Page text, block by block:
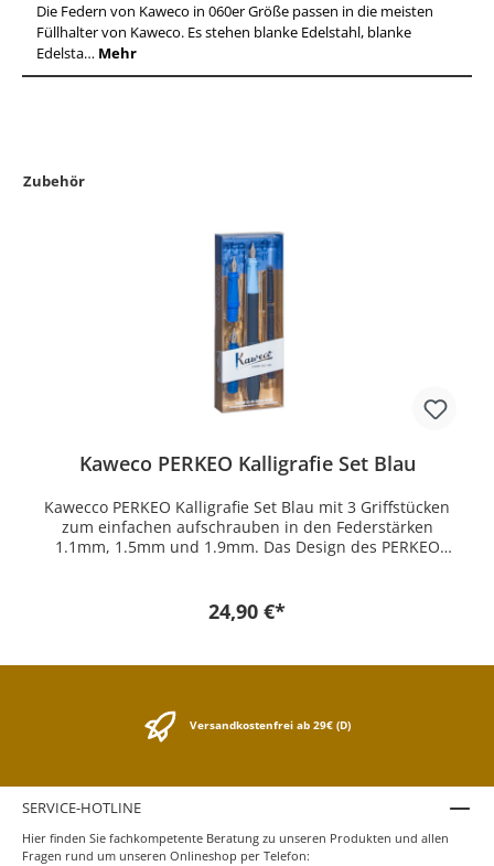
Die Federn von Kaweco in 060er Größe passen in die meisten
Füllhalter von Kaweco. Es stehen blanke Edelstahl, blanke
Edelsta… Mehr
Zubehör
Kaweco PERKEO Kalligrafie Set Blau
Kawecco PERKEO Kalligrafie Set Blau mit 3 Griffstücken
zum einfachen aufschrauben in den Federstärken
1.1mm, 1.5mm und 1.9mm. Das Design des PERKEO
perfekt miteinander. Besonders durchdacht ist das
farbliche Konzept, dass es ermöglicht die
unterscheiden. Durch die ergonomisch geformten
ermüdungsfreies Schreiben. Der Füllhalter funktioniert
mit Kaweco Tintenpatronen die unter Kaweco Tinte zu
Konverter benutzt werden. Als Etui eignet sich zum
Beispiel die Kaweco Blechdose Nostalgie
Schwarz. Der Kaweco PERKEO Füllhalter lässt sich in der
24,90 €*
Versandkostenfrei ab 29€ (D)
SERVICE-HOTLINE
Hier finden Sie fachkompetente Beratung zu unseren Produkten und allen
Fragen rund um unseren Onlineshop per Telefon: